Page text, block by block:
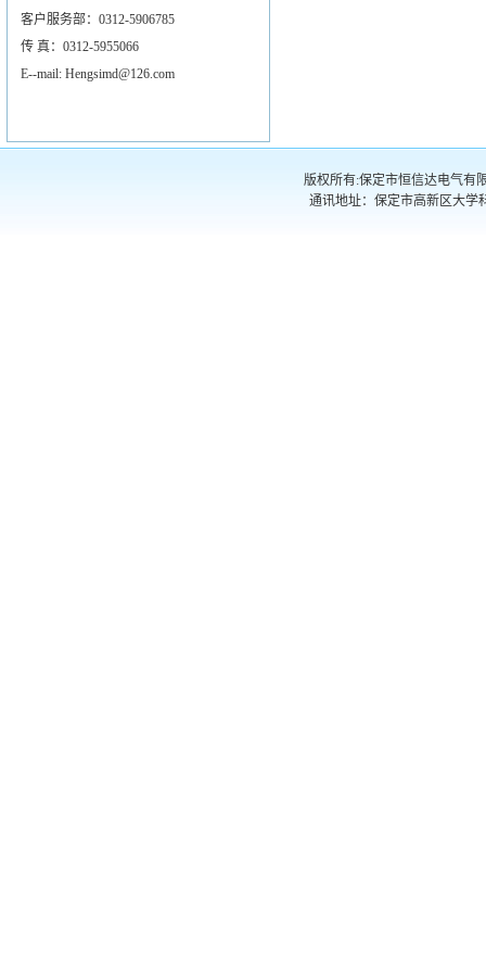
客户服务部：0312-5906785
传 真：0312-5955066
E--mail: Hengsimd@126.com
版权所有:保定市恒信达电气有
通讯地址：保定市高新区大学